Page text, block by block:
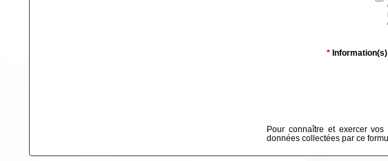
*
Pour connaître et exercer
données collectées par ce